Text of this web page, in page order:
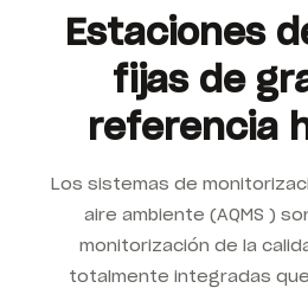
Estaciones
fijas de
referencia
Los sistemas de
aire ambiente (AQMS )
monitorización de la
totalmente integradas